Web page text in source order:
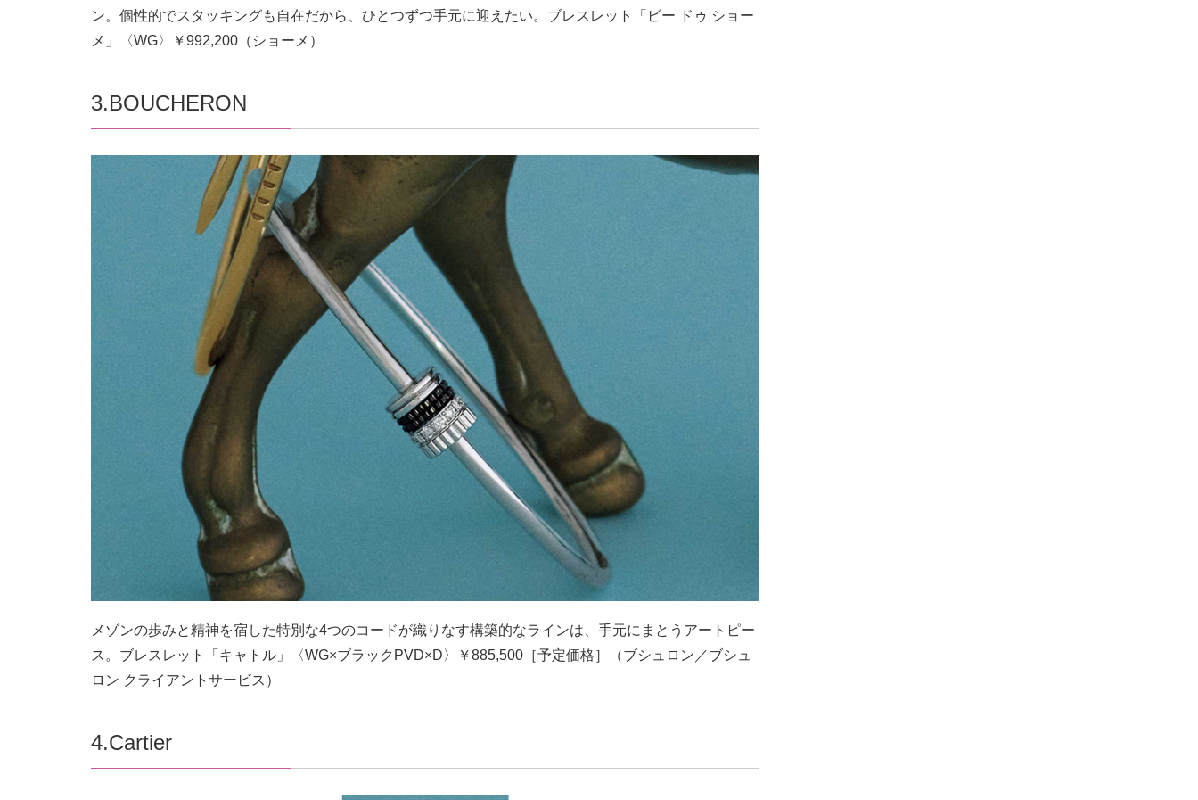
ン。個性的でスタッキングも自在だから、ひとつずつ手元に迎えたい。ブレスレット「ビー ドゥ ショー
メ」〈WG〉￥992,200（ショーメ）
3.BOUCHERON
メゾンの歩みと精神を宿した特別な4つのコードが織りなす構築的なラインは、手元にまとうアートピー
ス。ブレスレット「キャトル」〈WG×ブラックPVD×D〉￥885,500［予定価格］（ブシュロン／ブシュ
ロン クライアントサービス）
4.Cartier